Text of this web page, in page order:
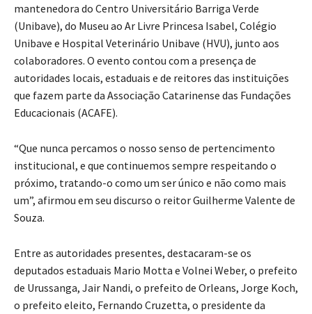
mantenedora do Centro Universitário Barriga Verde
(Unibave), do Museu ao Ar Livre Princesa Isabel, Colégio
Unibave e Hospital Veterinário Unibave (HVU), junto aos
colaboradores. O evento contou com a presença de
autoridades locais, estaduais e de reitores das instituições
que fazem parte da Associação Catarinense das Fundações
Educacionais (ACAFE).
“Que nunca percamos o nosso senso de pertencimento
institucional, e que continuemos sempre respeitando o
próximo, tratando-o como um ser único e não como mais
um”, afirmou em seu discurso o reitor Guilherme Valente de
Souza.
Entre as autoridades presentes, destacaram-se os
deputados estaduais Mario Motta e Volnei Weber, o prefeito
de Urussanga, Jair Nandi, o prefeito de Orleans, Jorge Koch,
o prefeito eleito, Fernando Cruzetta, o presidente da